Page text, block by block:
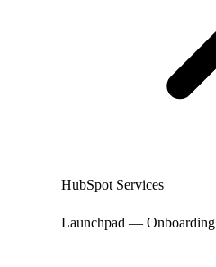
HubSpot Services
Launchpad — Onboarding